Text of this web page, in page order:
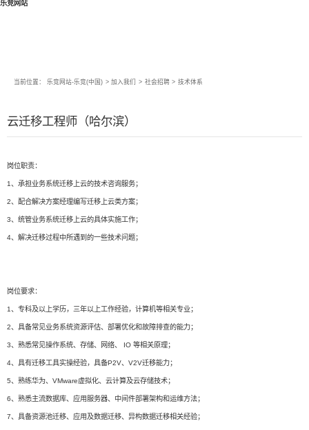
乐竞网站
当前位置： 乐竞网站-乐竞(中国) > 加入我们 > 社会招聘 > 技术体系
云迁移工程师（哈尔滨）
岗位职责：
1、承担业务系统迁移上云的技术咨询服务；
2、配合解决方案经理编写迁移上云类方案；
3、统管业务系统迁移上云的具体实施工作；
4、解决迁移过程中所遇到的一些技术问题；
岗位要求：
1、专科及以上学历，三年以上工作经验，计算机等相关专业；
2、具备常见业务系统资源评估、部署优化和故障排查的能力；
3、熟悉常见操作系统、存储、网络、 IO 等相关原理；
4、具有迁移工具实操经验，具备P2V、V2V迁移能力；
5、熟练华为、VMware虚拟化、云计算及云存储技术；
6、熟悉主流数据库、应用服务器、中间件部署架构和运维方法；
7、具备资源池迁移、应用及数据迁移、异构数据迁移相关经验；